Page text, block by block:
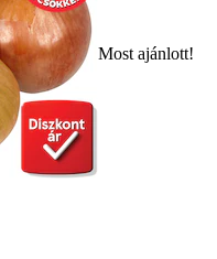
Most ajánlott!